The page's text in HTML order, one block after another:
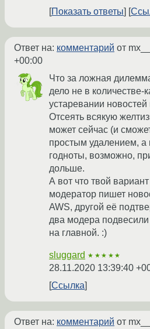
Показать ответы
Ответ на: комментарий от mx__
+00:00
Что за ложная
дело не в количестве-
устаревании новостей
Отсеять всякую
может сейчас (и
простым удалением, а
годноты, возможно,
дольше.
А вот что твой
модератор пишет
AWS, другой её
два модера
на главной. :)
sluggard ★★★★★
28.11.2020 13:39:40
Ссылка
Ответ на: комментарий от mx__